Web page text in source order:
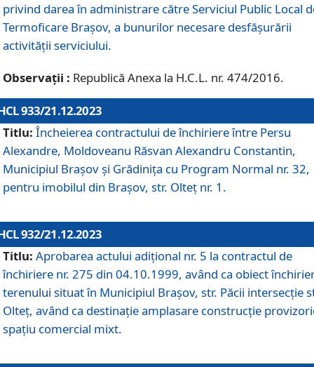
privind darea în administrare către Serviciul Public Local
Termoficare Braşov, a bunurilor necesare desfăşurării
activităţii serviciului.
Observații : Republică Anexa la H.C.L. nr. 474/2016.
933/21.12.2023
Titlu: Încheierea contractului de închiriere între Persu
Alexandre, Moldoveanu Răsvan Alexandru Constantin,
Municipiul Braşov şi Grădinița cu Program Normal nr. 32,
pentru imobilul din Brașov, str. Olteț nr. 1.
932/21.12.2023
Titlu: Aprobarea actului adițional nr. 5 la contractul de
închiriere nr. 275 din 04.10.1999, având ca obiect
terenului situat în Municipiul Brașov, str. Păcii intersecție
Olteț, având ca destinație amplasare construcție
spațiu comercial mixt.